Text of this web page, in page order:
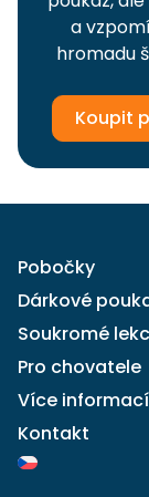
a
hromadu
Koupit
Pobočky
Dárkové
Soukromé
Pro chovatele
Více informací
Kontakt